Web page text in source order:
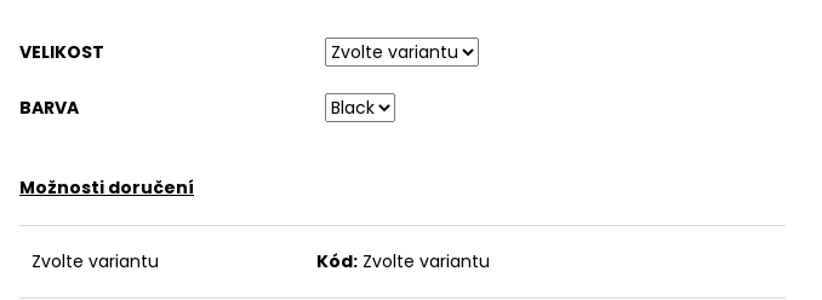
VELIKOST
BARVA
Možnosti doručení
Zvolte variantu Kód: Zvolte variantu